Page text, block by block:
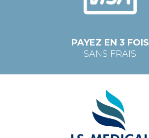
PAYEZ EN 3 FOIS
SANS FRAIS